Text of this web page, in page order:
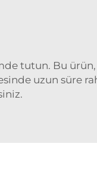
tutun. Bu
uzun süre